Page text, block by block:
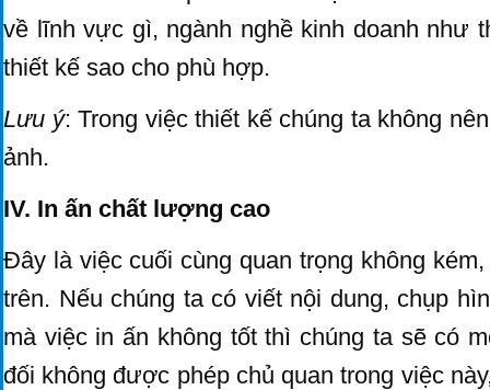
về lĩnh vực gì, ngành nghề kinh doanh như
thiết kế sao cho phù hợp.
Lưu ý: Trong việc thiết kế chúng ta không
ảnh.
IV. In ấn chất lượng cao
Đây là việc cuối cùng quan trọng không
trên. Nếu chúng ta có viết nội dung, chụp
mà việc in ấn không tốt thì chúng ta sẽ có
đối không được phép chủ quan trong việc